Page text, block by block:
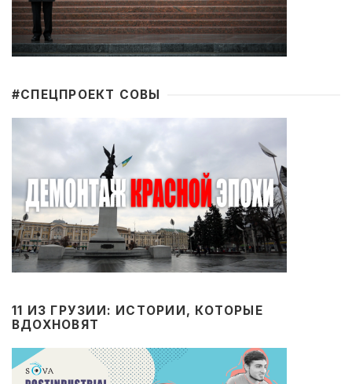
#CПЕЦПРОЕКТ СОВЫ
11 ИЗ ГРУЗИИ: ИСТОРИИ, КОТОРЫЕ
ВДОХНОВЯТ